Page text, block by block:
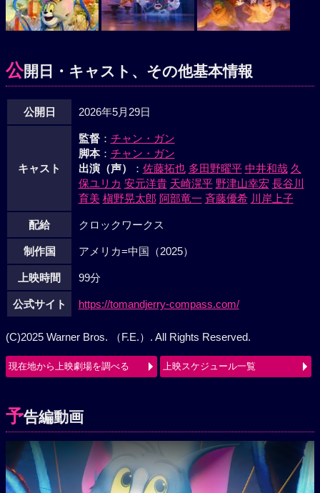
公開日・キャスト、その他基本情報
公開日 2026年5月29日
キャスト
監督： チャン・ガン
脚本： チャン・ガン
出演（声）
： 佐藤拓也 多田野曜平 中井和哉 久
保ユリカ 安元洋貴 天崎滉平 野津山幸宏 長谷川
育美 槇野晃太郎 阿部竜一 斉藤優希 川岸上子
配給 クロックワークス
制作国 アメリカ=中国（2025）
上映時間 99分
公式サイト https://tomandjerry-compass.com/
(C)2025 Warner Bros. （F.E.）. All Rights Reserved.
現在地から上映劇場を調べる 上映スケジュール一覧
予告編動画